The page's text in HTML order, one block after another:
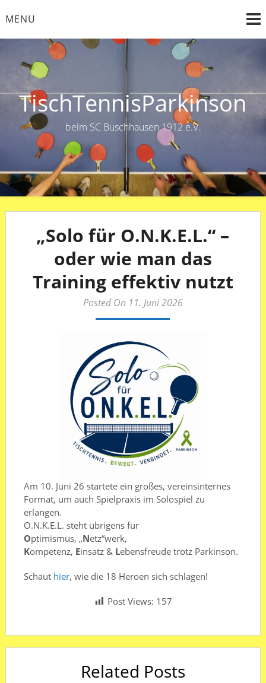
toMENU
TischTennisParkinson
beim SC Buschhausen 1912 e.V.
„Solo für O.N.K.E.L.“ –
oder wie man das
Training effektiv nutzt
Posted On 11. Juni 2026
Am 10. Juni 26 startete ein großes, vereinsinternes
Format, um auch Spielpraxis im Solospiel zu
erlangen.
O.N.K.E.L. steht übrigens für
Optimismus, „Netz“werk,
Kompetenz, Einsatz & Lebensfreude trotz Parkinson.
Schaut hier, wie die 18 Heroen sich schlagen!
Post Views: 157
Related Posts